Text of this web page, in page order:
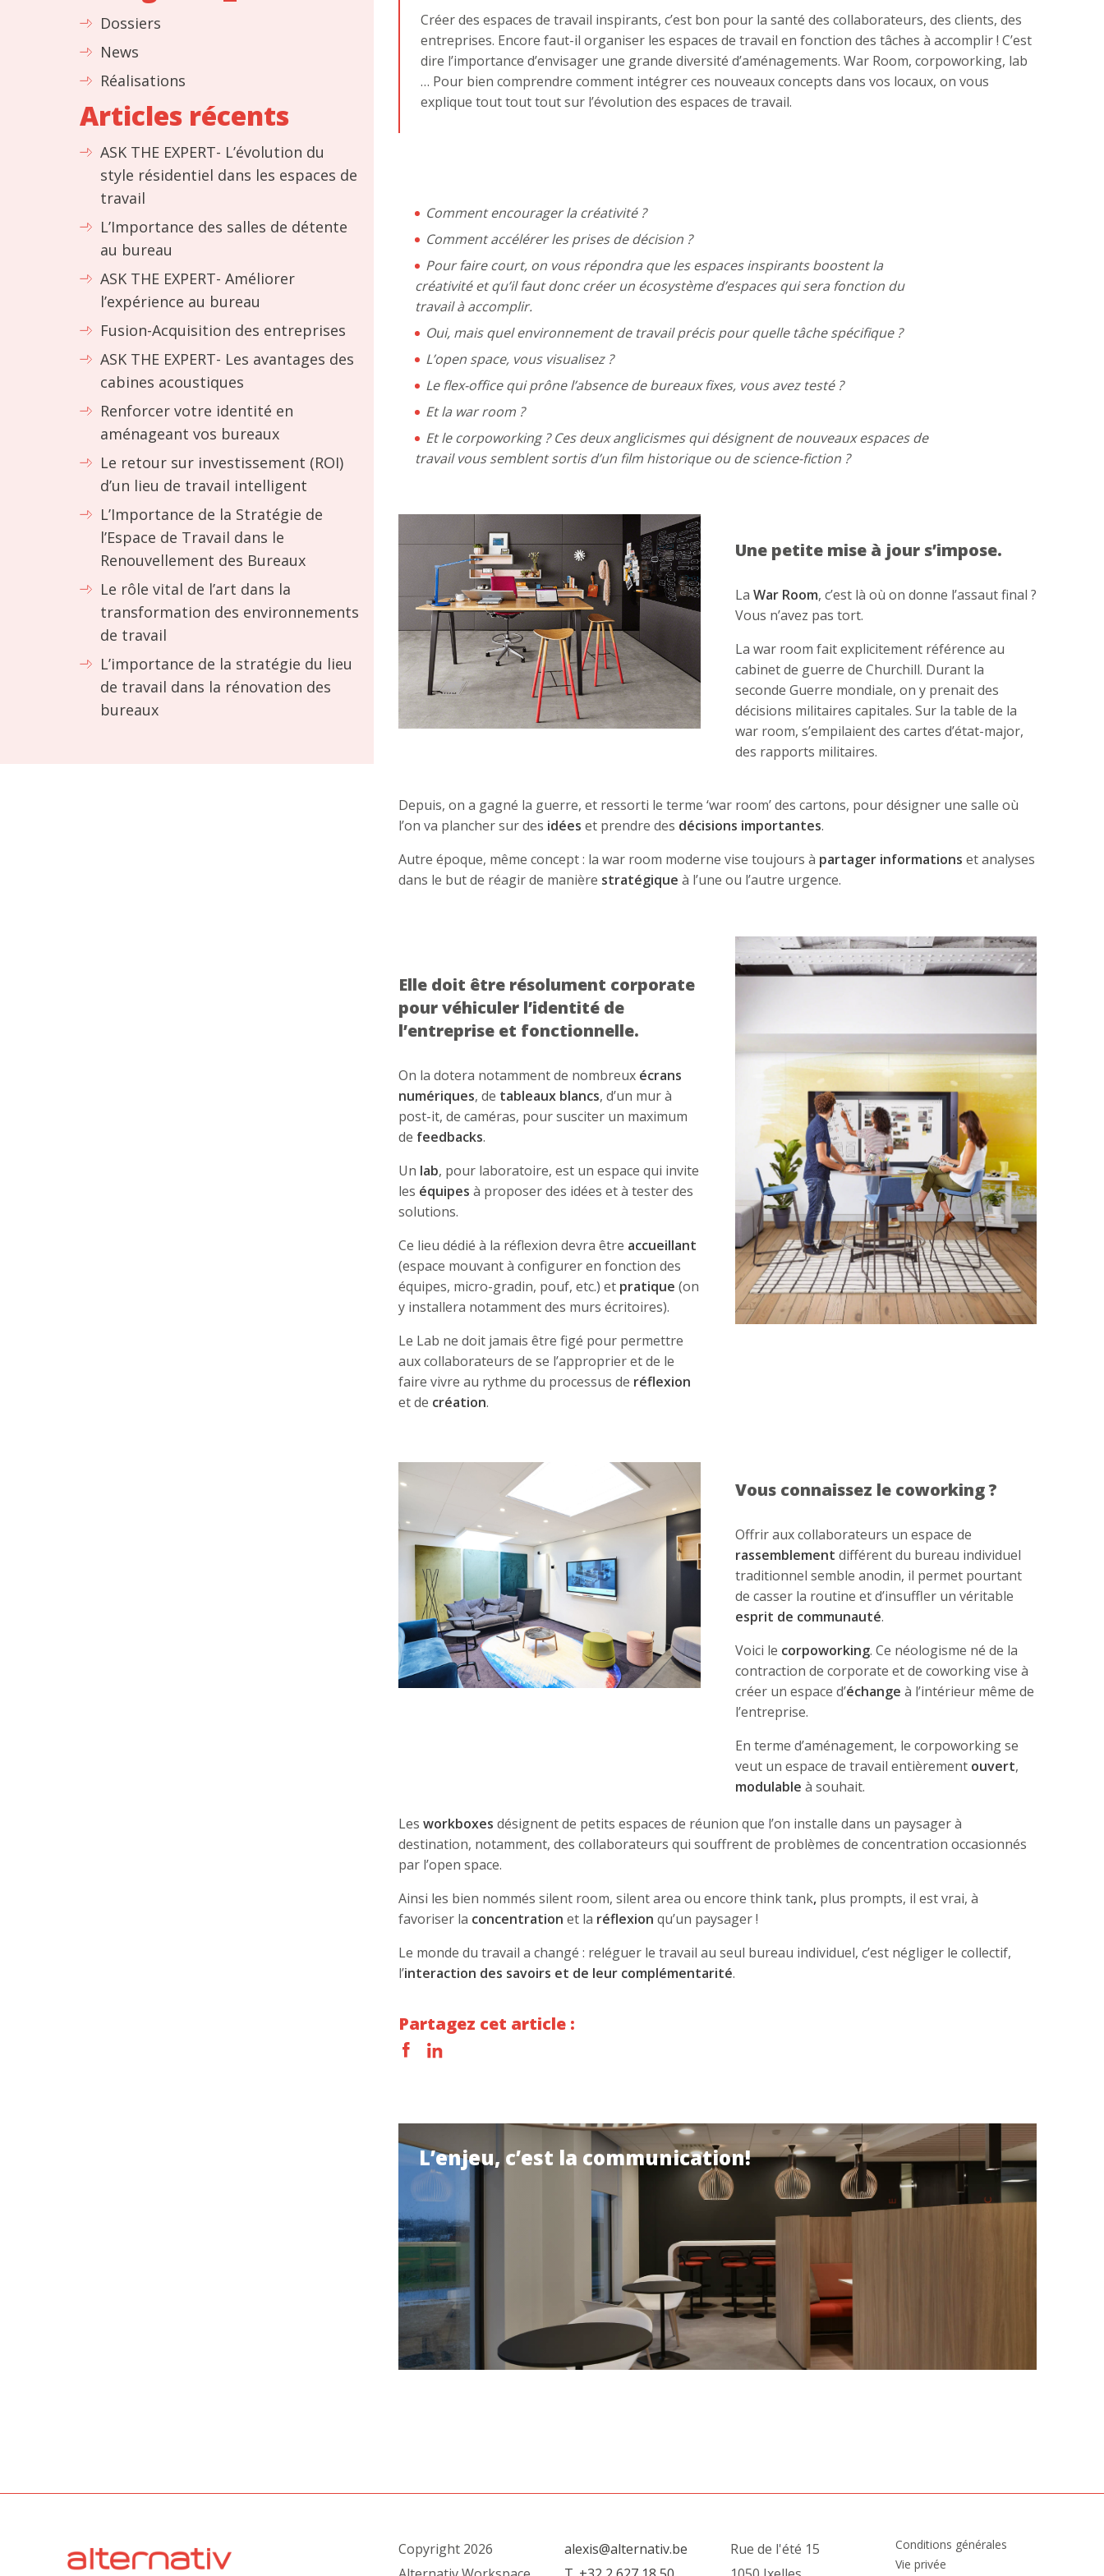
Dossiers
News
Réalisations
Articles récents
ASK THE EXPERT- L’évolution du
style résidentiel dans les espaces de
travail
L’Importance des salles de détente
au bureau
ASK THE EXPERT- Améliorer
l’expérience au bureau
Fusion-Acquisition des entreprises
ASK THE EXPERT- Les avantages des
cabines acoustiques
Renforcer votre identité en
aménageant vos bureaux
Le retour sur investissement (ROI)
d’un lieu de travail intelligent
L’Importance de la Stratégie de
l’Espace de Travail dans le
Renouvellement des Bureaux
Le rôle vital de l’art dans la
transformation des environnements
de travail
L’importance de la stratégie du lieu
de travail dans la rénovation des
bureaux
Créer des espaces de travail inspirants, c’est bon pour la santé des collaborateurs, des clients, des
entreprises. Encore faut-il organiser les espaces de travail en fonction des tâches à accomplir ! C’est
dire l’importance d’envisager une grande diversité d’aménagements. War Room, corpoworking, lab
… Pour bien comprendre comment intégrer ces nouveaux concepts dans vos locaux, on vous
explique tout tout tout sur l’évolution des espaces de travail.
Comment encourager la créativité ?
Comment accélérer les prises de décision ?
Pour faire court, on vous répondra que les espaces inspirants boostent la
créativité et qu’il faut donc créer un écosystème d’espaces qui sera fonction du
travail à accomplir.
Oui, mais quel environnement de travail précis pour quelle tâche spécifique ?
L’open space, vous visualisez ?
Le flex-office qui prône l’absence de bureaux fixes, vous avez testé ?
Et la war room ?
Et le corpoworking ? Ces deux anglicismes qui désignent de nouveaux espaces de
travail vous semblent sortis d’un film historique ou de science-fiction ?
Une petite mise à jour s’impose.
La War Room, c’est là où on donne l’assaut final ?
Vous n’avez pas tort.
La war room fait explicitement référence au
cabinet de guerre de Churchill. Durant la
seconde Guerre mondiale, on y prenait des
décisions militaires capitales. Sur la table de la
war room, s’empilaient des cartes d’état-major,
des rapports militaires.
Depuis, on a gagné la guerre, et ressorti le terme ‘war room’ des cartons, pour désigner une salle où
l’on va plancher sur des idées et prendre des décisions importantes.
Autre époque, même concept : la war room moderne vise toujours à partager informations et analyses
dans le but de réagir de manière stratégique à l’une ou l’autre urgence.
Elle doit être résolument corporate
pour véhiculer l’identité de
l’entreprise et fonctionnelle.
On la dotera notamment de nombreux écrans
numériques, de tableaux blancs, d’un mur à
post-it, de caméras, pour susciter un maximum
de feedbacks.
Un lab, pour laboratoire, est un espace qui invite
les équipes à proposer des idées et à tester des
solutions.
Ce lieu dédié à la réflexion devra être accueillant
(espace mouvant à configurer en fonction des
équipes, micro-gradin, pouf, etc.) et pratique (on
y installera notamment des murs écritoires).
Le Lab ne doit jamais être figé pour permettre
aux collaborateurs de se l’approprier et de le
faire vivre au rythme du processus de réflexion
et de création.
Vous connaissez le coworking ?
Offrir aux collaborateurs un espace de
rassemblement différent du bureau individuel
traditionnel semble anodin, il permet pourtant
de casser la routine et d’insuffler un véritable
esprit de communauté.
Voici le corpoworking. Ce néologisme né de la
contraction de corporate et de coworking vise à
créer un espace d’échange à l’intérieur même de
l’entreprise.
En terme d’aménagement, le corpoworking se
veut un espace de travail entièrement ouvert,
modulable à souhait.
Lesworkboxes désignent de petits espaces de réunion que l’on installe dans un paysager à
destination, notamment, des collaborateurs qui souffrent de problèmes de concentration occasionnés
par l’open space.
Ainsi les bien nommés silent room, silent area ou encore think tank, plus prompts, il est vrai, à
favoriser la concentration et la réflexion qu’un paysager !
Le monde du travail a changé : reléguer le travail au seul bureau individuel, c’est négliger le collectif,
l’interaction des savoirs et de leur complémentarité.
Partagez cet article :
L’enjeu, c’est la communication!
Copyright 2026
alexis@alternativ.be
Rue de l'été 15
Conditions générales
Vie privée